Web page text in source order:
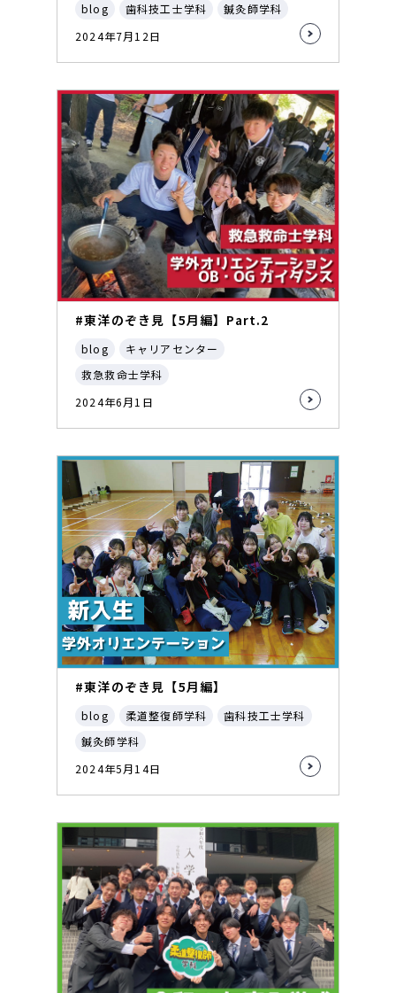
blog 歯科技工士学科
鍼灸師学科
2024年7月12日
#東洋のぞき見【5月編】Part.2
blog
キャリアセンター
救急救命士学科
2024年6月1日
#東洋のぞき見【5月編】
blog 柔道整復師学科
歯科技工士学科
鍼灸師学科
2024年5月14日